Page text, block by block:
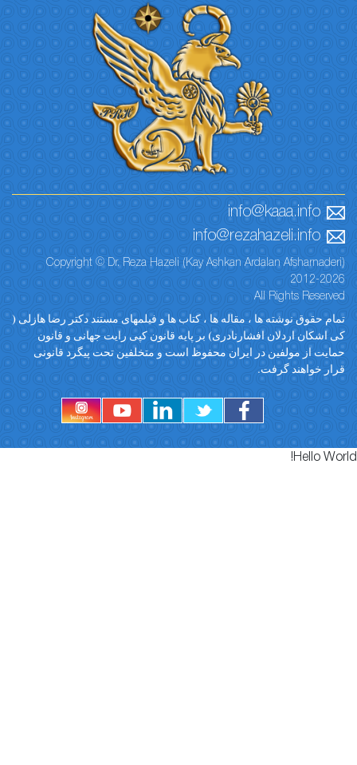
Copyright © Dr. Reza Hazeli (Kay Ashkan
All
ها ، مقاله ها ، کتاب ها و فیلمهای مستند دکتر رضا هازلی (
افشارنادری) بر پایه قانون کپی رایت جهانی و قانون
در ایران محفوظ است و متخلفین تحت پیگرد قانونی